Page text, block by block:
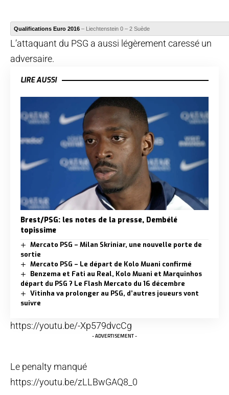
Qualifications Euro 2016 – Liechtenstein 0 – 2 Suède
L’attaquant du PSG a aussi légèrement caressé un
adversaire.
LIRE AUSSI
Brest/PSG: les notes de la presse, Dembélé
topissime
Mercato PSG – Milan Skriniar, une nouvelle porte de
sortie
Mercato PSG – Le départ de Kolo Muani confirmé
Benzema et Fati au Real, Kolo Muani et Marquinhos
départ du PSG ? Le Flash Mercato du 16 décembre
Vitinha va prolonger au PSG, d’autres joueurs vont
suivre
https://youtu.be/-Xp579dvcCg
- ADVERTISEMENT -
Le penalty manqué
https://youtu.be/zLLBwGAQ8_0